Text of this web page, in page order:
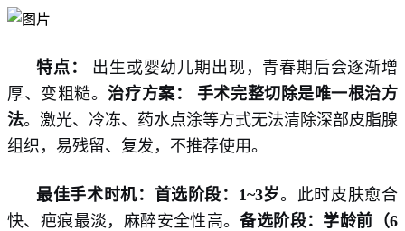
特点：
出生或婴幼儿期出现，青春期后会逐渐增
厚、变粗糙。治疗方案：
手术完整切除是唯一根治方
法。激光、冷冻、药水点涂等方式无法清除深部皮脂腺
组织，易残留、复发，不推荐使用。
最佳手术时机：首选阶段： 1~3岁。此时皮肤愈合
快、疤痕最淡，麻醉安全性高。备选阶段：学龄前（6